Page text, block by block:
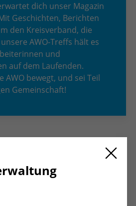
dich unser Magazin
Geschichten, Berichten
den Kreisverband, die
AWO-Treffs hält es
und
auf dem Laufenden.
AWO bewegt, und sei Teil
Gemeinschaft!
das Magazin „AWO Konkret“.
Mitarbeiter*innen und
bietet Einblicke in die Arbeit
seiner Ortsvereine und